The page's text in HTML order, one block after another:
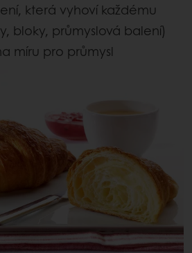
která vyhoví každému
bloky, průmyslová balení)
míru pro průmysl